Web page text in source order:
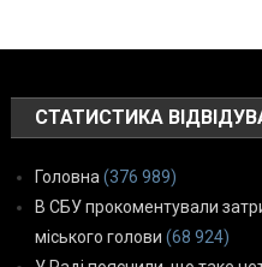
СТАТИСТИКА
Головна (376 989)
В СБУ прокоментували
міського голови (68 924)